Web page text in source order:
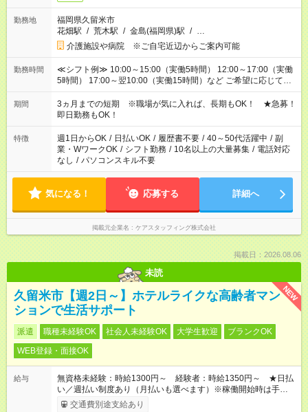
勤務地
福岡県久留米市
花畑駅 / 荒木駅 / 金島(福岡県)駅 / …
介護施設や病院 ※ご自宅近辺からご案内可能
勤務時間
≪シフト例≫ 10:00～15:00（実働5時間） 12:00～17:00（実働
5時間） 17:00～翌10:00（実働15時間）など ご希望に応じて、
働く時間は調整できます！ お気軽に担当へ相談ください！
期間
3ヵ月までの短期 ※職場が気に入れば、長期もOK！ ★急募！
即日勤務もOK！
特徴 週1日からOK / 日払いOK / 履歴書不要 / 40～50代活躍中 / 副
業・WワークOK / シフト勤務 / 10名以上の大量募集 / 電話対応
なし / パソコンスキル不要
気になる！ 応募する 詳細へ
掲載元企業名 ケアスタッフィング株式会社
掲載日：2026.08.06
未読
NEW
久留米市【週2日～】ホテルライクな高齢者マン
ションで生活サポート
派遣 職種未経験OK 社会人未経験OK 大学生歓迎
ブランクOK
WEB登録・面接OK
給与
無資格未経験：時給1300円～ 経験者：時給1350円～ ★日払
い／週払い制度あり（月払いも選べます）※稼働開始時は手続き
完了次第のお支払いとなります。
交通費別途支給あり